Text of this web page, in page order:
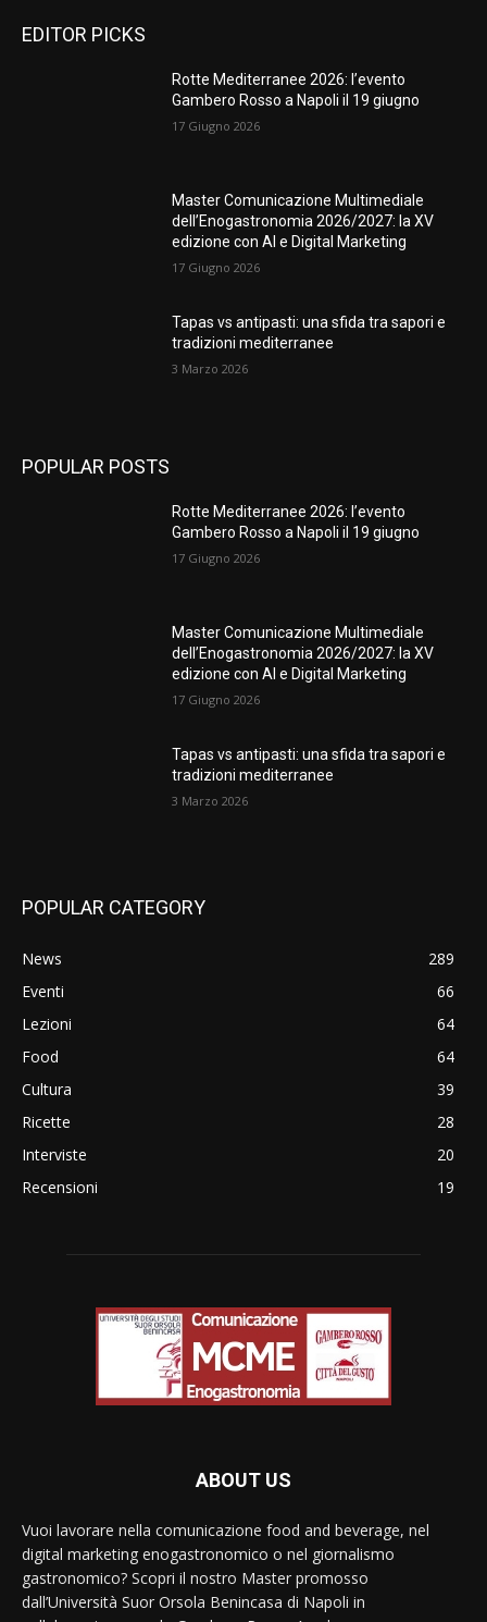
EDITOR PICKS
Rotte Mediterranee 2026: l’evento
Gambero Rosso a Napoli il 19 giugno
17 Giugno 2026
Master Comunicazione Multimediale
dell’Enogastronomia 2026/2027: la XV
edizione con AI e Digital Marketing
17 Giugno 2026
Tapas vs antipasti: una sfida tra sapori e
tradizioni mediterranee
3 Marzo 2026
POPULAR POSTS
Rotte Mediterranee 2026: l’evento
Gambero Rosso a Napoli il 19 giugno
17 Giugno 2026
Master Comunicazione Multimediale
dell’Enogastronomia 2026/2027: la XV
edizione con AI e Digital Marketing
17 Giugno 2026
Tapas vs antipasti: una sfida tra sapori e
tradizioni mediterranee
3 Marzo 2026
POPULAR CATEGORY
News
289
Eventi
66
Lezioni
64
Food
64
Cultura
39
Ricette
28
Interviste
20
Recensioni
19
ABOUT US
Vuoi lavorare nella comunicazione food and beverage, nel
digital marketing enogastronomico o nel giornalismo
gastronomico? Scopri il nostro Master promosso
dall’Università Suor Orsola Benincasa di Napoli in